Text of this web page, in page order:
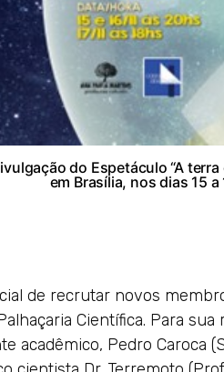
do Espetáculo “A
em Brasília, nos dias 15
de recrutar novos
Científica. Para
acadêmico, Pedro Caroca